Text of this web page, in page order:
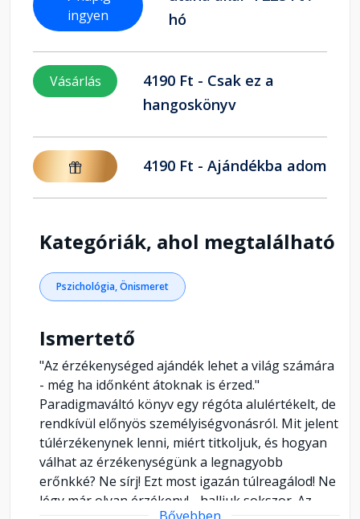
ingyen
hó
Vásárlás
4190 Ft - Csak ez a
hangoskönyv
4190 Ft - Ajándékba adom
Kategóriák, ahol megtalálható
Pszichológia, Önismeret
Ismertető
"Az érzékenységed ajándék lehet a világ számára
- még ha időnként átoknak is érzed."
Paradigmaváltó könyv egy régóta alulértékelt, de
rendkívül előnyös személyiségvonásról. Mit jelent
túlérzékenynek lenni, miért titkoljuk, és hogyan
válhat az érzékenységünk a legnagyobb
erőnkké? Ne sírj! Ezt most igazán túlreagálod! Ne
légy már olyan érzékeny! - halljuk sokszor. Az
Bővebben